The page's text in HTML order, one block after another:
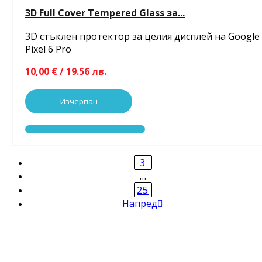
3D Full Cover Tempered Glass за...
3D стъклен протектор за целия дисплей на Google
Pixel 6 Pro
10,00 € / 19.56 лв.
Изчерпан
3
…
25
Напред